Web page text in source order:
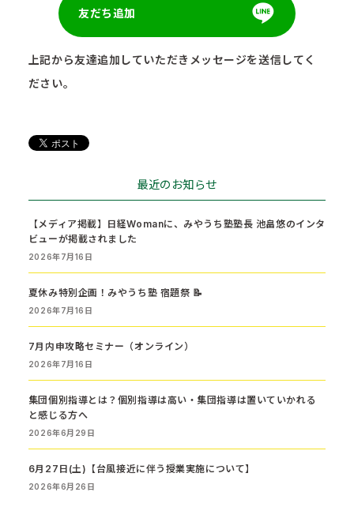
友だち追加
上記から友達追加していただきメッセージを送信してく
ださい。
最近のお知らせ
【メディア掲載】日経Womanに、みやうち塾塾長 池畠悠のインタ
ビューが掲載されました
2026年7月16日
夏休み特別企画！みやうち塾 宿題祭 📝
2026年7月16日
7月内申攻略セミナー（オンライン）
2026年7月16日
集団個別指導とは？個別指導は高い・集団指導は置いていかれる
と感じる方へ
2026年6月29日
6月27日(土)【台風接近に伴う授業実施について】
2026年6月26日